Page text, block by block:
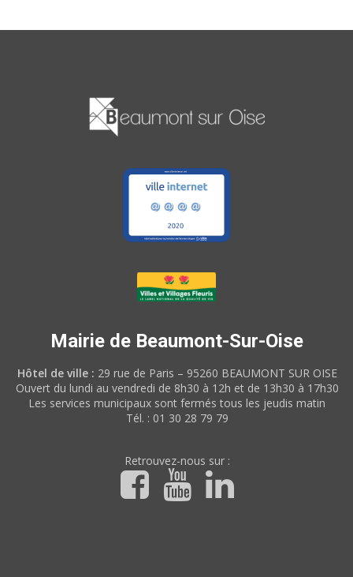
Mairie de Beaumont-Sur-Oise
Hôtel de ville : 29 rue de Paris – 95260 BEAUMONT SUR OISE
Ouvert du lundi au vendredi de 8h30 à 12h et de 13h30 à 17h30
Les services municipaux sont fermés tous les jeudis matin
Tél. : 01 30 28 79 79
Retrouvez-nous sur :